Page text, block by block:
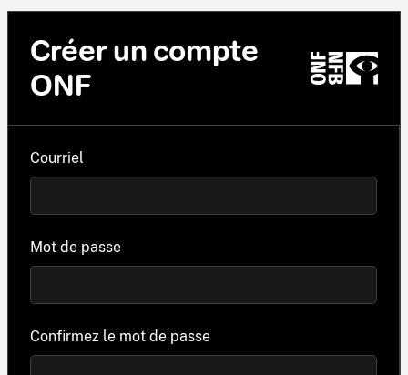
Créer un compte
ONF
Courriel
Mot de passe
Confirmez le mot de passe